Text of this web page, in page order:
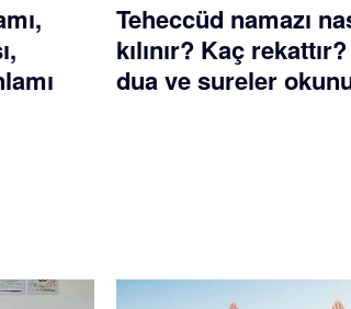
Teheccüd namazı
kılınır? Kaç
dua ve sureler